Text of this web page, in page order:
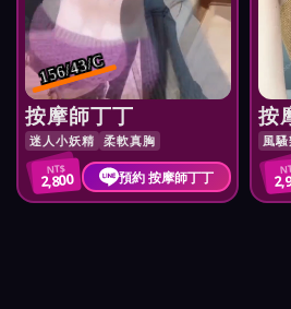
156/43/C
按摩師丁丁
迷人小妖精 柔軟真胸
NT$
2,800 預約 按摩師丁丁
按
風